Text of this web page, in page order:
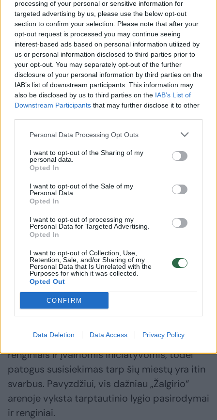
processing of your personal or sensitive information for
targeted advertising by us, please use the below opt-out
section to confirm your selection. Please note that after your
opt-out request is processed you may continue seeing
interest-based ads based on personal information utilized by
us or personal information disclosed to third parties prior to
your opt-out. You may separately opt-out of the further
disclosure of your personal information by third parties on the
IAB’s list of downstream participants. This information may
also be disclosed by us to third parties on the IAB’s List of
Downstream Participants that may further disclose it to other
Personal Data Processing Opt Outs
I want to opt-out of the Sharing of my
personal data.
Opted In
I want to opt-out of the Sale of my
Personal Data.
Opted In
I want to opt-out of processing my
Personal Data for Targeted Advertising.
Opted In
I want to opt-out of Collection, Use,
Retention, Sale, and/or Sharing of my
Personal Data that Is Unrelated with the
Purposes for which it was collected.
Opted Out
CONFIRM
Data Deletion Data Access Privacy Policy
Kauno miesto savivaldybės vicemeras
Povilas Mačiulis teigia, kad tokia paslauga
išties palengvins keliones gyventojams.
„Į tarpmiestinio susisiekimo rinką įžengia
žaidėjas, siūlantis keliauti kur kas patogiau:
automobilį atsiradus poreikiui.
Kaunas – vienas patraukliausių miestų
gyvenimui, tačiau ne paslaptis, kad nemažai
kauniečių kasdien keliauja į Vilnių darbo
reikalais ar tiesiog į renginius, konferencijas.
Nauja paslauga – ir patogi, ir miestų
bendrystę skatinanti galimybė“, – sako P.
Mačiulis.
Kooperuojantis – pigiau
Vilnius ir Kaunas turtingi organizuojamais
renginiais ir įvairiomis iniciatyvomis, todėl
patogus susisiekimas tarp šių miestų yra itin
svarbus. Pavyzdžiui, vis dažniau „Žalgirio“
arenoje vyksta tarptautinio lygio pasirodymai
ir renginiai.